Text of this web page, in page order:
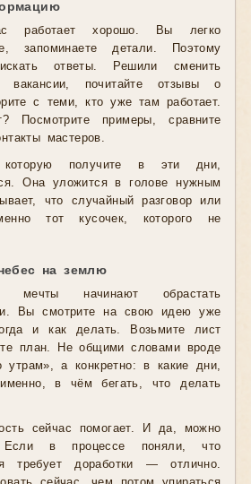
работает хорошо. Вы легко
запоминаете детали. Поэтому
ответы. Решили сменить
вакансии, почитайте отзывы о
с теми, кто уже там работает.
Посмотрите примеры, сравните
мастеров.
которую получите в эти дни,
Она уложится в голове нужным
что случайный разговор или
тот кусочек, которого не
на землю
мечты начинают обрастать
Вы смотрите на свою идею уже
и как делать. Возьмите лист
план. Не общими словами вроде
утрам», а конкретно: в какие дни,
в чём бегать, что делать
сейчас помогает. И да, можно
в процессе поняли, что
требует доработки — отлично.